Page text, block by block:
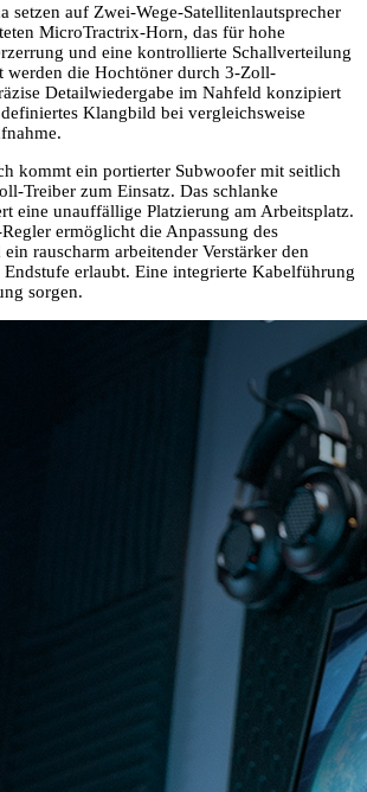
setzen auf Zwei-Wege-Satellitenlautsprecher
MicroTractrix-Horn, das für hohe
und eine kontrollierte Schallverteilung
werden die Hochtöner durch 3-Zoll-
Detailwiedergabe im Nahfeld konzipiert
Klangbild bei vergleichsweise
kommt ein portierter Subwoofer mit seitlich
Treiber zum Einsatz. Das schlanke
eine unauffällige Platzierung am Arbeitsplatz.
ermöglicht die Anpassung des
rauscharm arbeitender Verstärker den
erlaubt. Eine integrierte Kabelführung
sorgen.